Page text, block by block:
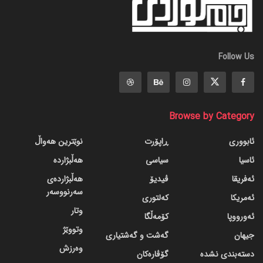
Follow Us
Browse by Category
ئابووری
ئاسیا
ئەفریقا
ئەمریکا
ئەورووپا
جیهان
دسته‌بندی نشده
ڕاپۆرت
سیاسی
ڤیدیۆ
کەلتوری
کۆمەڵگا
گه‌شت و گه‌شتیاری
گۆڤاره‌کان
نوێترین هەواڵ
هەڵبژاردە
هەڵبژاردەی
سەرنووسەر
وتار
وتووێژ
وەرزش